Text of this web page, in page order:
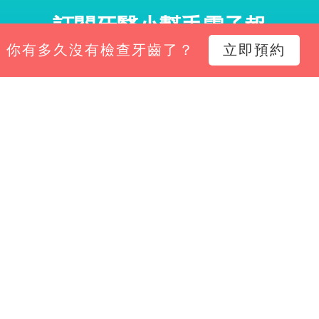
訂閱牙醫小幫手電子報
小幫手電子報，掌握診所經營新知、平台功能更新與專
你有多久沒有檢查牙齒了？ 立即預約